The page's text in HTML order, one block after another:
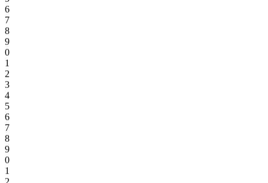
7
8
9
0
1
2
3
4
5
6
7
8
9
0
1
2